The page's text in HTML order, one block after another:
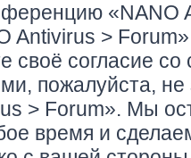
Antivirus >
своё согласие
пожалуйста,
> Forum». Мы
время и